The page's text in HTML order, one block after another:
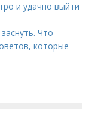
и удачно выйти
Что
которые